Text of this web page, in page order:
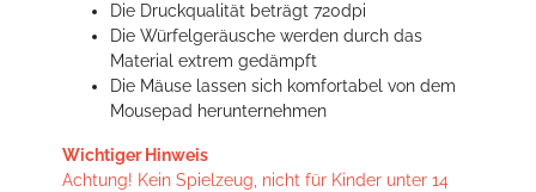
Die Druckqualität beträgt 720dpi
Die Würfelgeräusche werden durch das
Material extrem gedämpft
Die Mäuse lassen sich komfortabel von dem
Mousepad herunternehmen
Wichtiger Hinweis
Achtung! Kein Spielzeug, nicht für Kinder unter 14